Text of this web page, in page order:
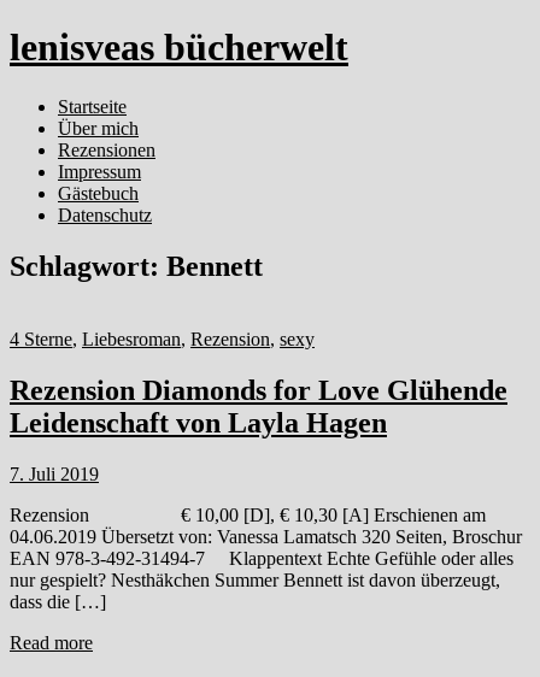
lenisveas bücherwelt
Startseite
Über mich
Rezensionen
Impressum
Gästebuch
Datenschutz
Schlagwort: Bennett
4 Sterne, Liebesroman, Rezension, sexy
Rezension Diamonds for Love Glühende
Leidenschaft von Layla Hagen
7. Juli 2019
Rezension € 10,00 [D], € 10,30 [A] Erschienen am
04.06.2019 Übersetzt von: Vanessa Lamatsch 320 Seiten, Broschur
EAN 978-3-492-31494-7 Klappentext Echte Gefühle oder alles
nur gespielt? Nesthäkchen Summer Bennett ist davon überzeugt,
dass die […]
Read more